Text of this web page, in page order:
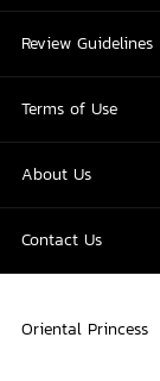
Review Guidelines
Terms of Use
About Us
Contact Us
Oriental Princess